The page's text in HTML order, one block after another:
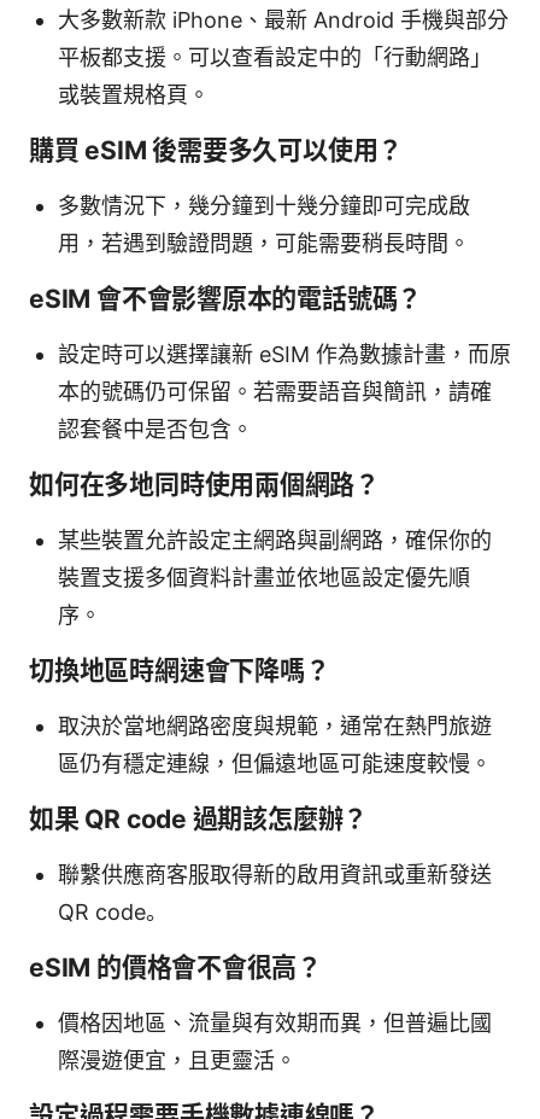
大多數新款 iPhone、最新 Android 手機與部分
平板都支援。可以查看設定中的「行動網路」
或裝置規格頁。
購買 eSIM 後需要多久可以使用？
多數情況下，幾分鐘到十幾分鐘即可完成啟
用，若遇到驗證問題，可能需要稍長時間。
eSIM 會不會影響原本的電話號碼？
設定時可以選擇讓新 eSIM 作為數據計畫，而原
本的號碼仍可保留。若需要語音與簡訊，請確
認套餐中是否包含。
如何在多地同時使用兩個網路？
某些裝置允許設定主網路與副網路，確保你的
裝置支援多個資料計畫並依地區設定優先順
序。
切換地區時網速會下降嗎？
取決於當地網路密度與規範，通常在熱門旅遊
區仍有穩定連線，但偏遠地區可能速度較慢。
如果 QR code 過期該怎麼辦？
聯繫供應商客服取得新的啟用資訊或重新發送
QR code。
eSIM 的價格會不會很高？
價格因地區、流量與有效期而異，但普遍比國
際漫遊便宜，且更靈活。